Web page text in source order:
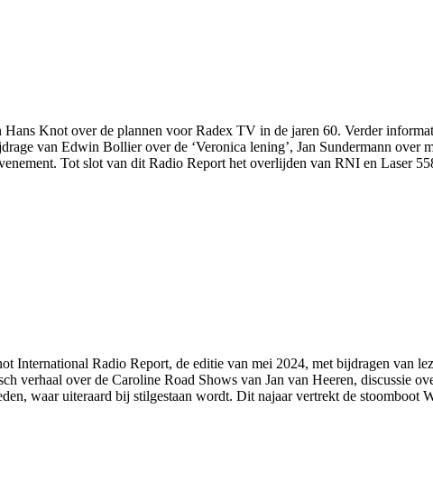
Knot over de plannen voor Radex TV in de jaren 60. Verder
van Edwin Bollier over de ‘Veronica lening’, Jan Sundermann
Tot slot van dit Radio Report het overlijden van RNI en Laser
International Radio Report, de editie van mei 2024, met bijdragen van
verhaal over de Caroline Road Shows van Jan van Heeren, discussie
waar uiteraard bij stilgestaan wordt. Dit najaar vertrekt de stoomboot